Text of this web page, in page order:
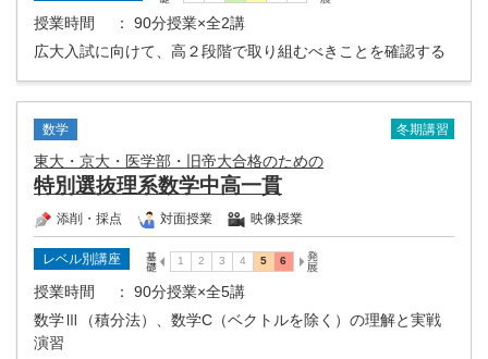
授業時間
： 90分授業×全2講
広大入試に向けて、高２段階で取り組むべきことを確認する
数学 冬期講習
東大・京大・医学部・旧帝大合格のための
特別選抜理系数学中高一貫
添削・採点 対面授業 映像授業
レベル別講座
授業時間
： 90分授業×全5講
数学Ⅲ（積分法）、数学C（ベクトルを除く）の理解と実戦
演習